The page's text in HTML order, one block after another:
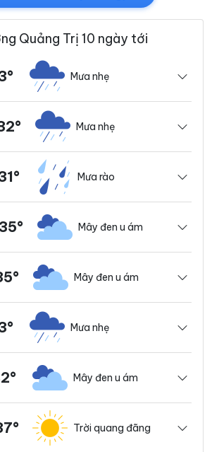
Quảng Trị 10 ngày tới
Mưa nhẹ
Mưa nhẹ
Mưa rào
Mây đen u ám
Mây đen u ám
Mưa nhẹ
Mây đen u ám
Trời quang đãng